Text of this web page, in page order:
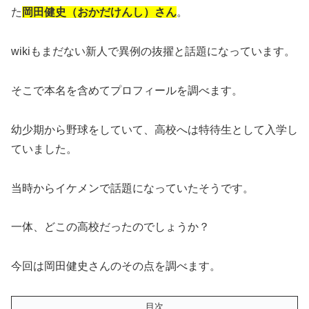
た 岡田健史（おかだけんし）さん。
wikiもまだない新人で異例の抜擢と話題になっています。
そこで本名を含めてプロフィールを調べます。
幼少期から野球をしていて、高校へは特待生として入学し
ていました。
当時からイケメンで話題になっていたそうです。
一体、どこの高校だったのでしょうか？
今回は岡田健史さんのその点を調べます。
目次